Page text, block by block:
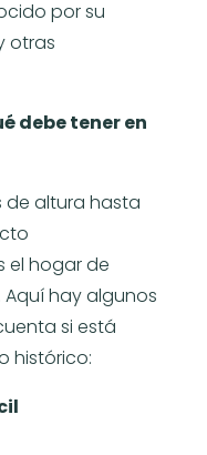
por su
otras
debe tener en
de altura hasta
el hogar de
hay algunos
si está
histórico: